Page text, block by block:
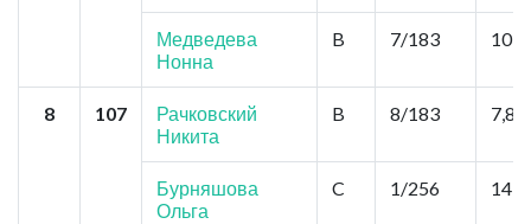
Медведева
Нонна
B 7/183 10,4
8 107
Рачковский
Никита
B 8/183 7,8
Бурняшова
Ольга
C 1/256 14,3